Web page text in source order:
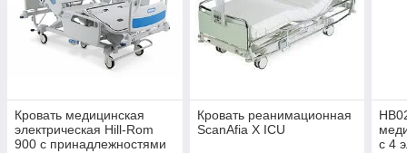
Кровать медицинская
электрическая Hill-Rom
900 c принадлежностями
Кровать реанимационная
ScanAfia X ICU
с 4